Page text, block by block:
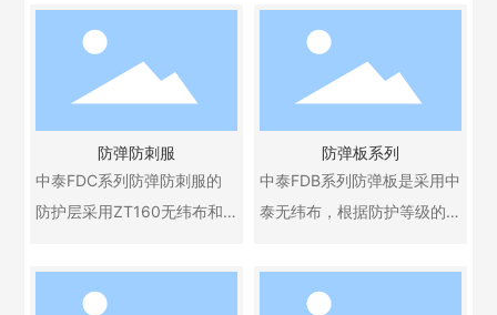
相关防护装备销售、出口需
遵守国家两用物项及军品出
口管制法规。
相关防护装备销售、出口需
遵守国家两用物项及军品出
口管制法规。
独特生产工艺、独特结构形
式生产的软质连续式卷材。
具有质轻、柔软、耐酸、耐
碱、防腐、防水、防潮、防
日晒等特性，且防刺性能优
异，并兼有防弹性能，主要
刺，能保护人体主要内脏器
官不受利刃的刺伤。产品已
通过了公安部特种警用装备
质量监督检验中心和国家特
种防护服装质量监督检验中
心的检测。
口管制法规。
防弹防刺服
中泰FDC系列防弹防刺服的
防护层采用ZT160无纬布和Z
成，该防弹防刺服可阻止54
式手枪、79式轻型冲锋枪发
防弹板系列
中泰FDB系列防弹板是采用中
泰无纬布，根据防护等级的
具有拆装方便，防弹比吸能
值高等特点，产品广泛用于